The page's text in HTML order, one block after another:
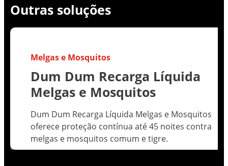
Outras soluções
Melgas e Mosquitos
Dum Dum Recarga Líquida
Melgas e Mosquitos
Dum Dum Recarga Líquida Melgas e Mosquitos
oferece proteção contínua até 45 noites contra
melgas e mosquitos comum e tigre.